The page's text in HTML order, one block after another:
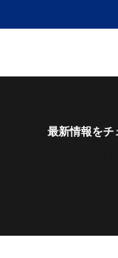
最新情報をチ